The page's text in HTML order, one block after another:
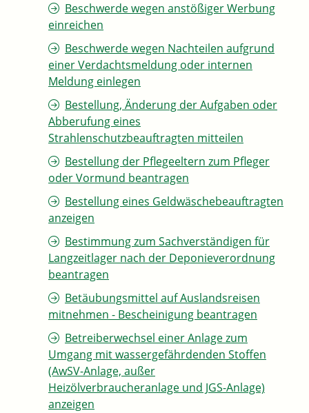
Beschwerde wegen anstößiger Werbung
einreichen
Beschwerde wegen Nachteilen aufgrund
einer Verdachtsmeldung oder internen
Meldung einlegen
Bestellung, Änderung der Aufgaben oder
Abberufung eines
Strahlenschutzbeauftragten mitteilen
Bestellung der Pflegeeltern zum Pfleger
oder Vormund beantragen
Bestellung eines Geldwäschebeauftragten
anzeigen
Bestimmung zum Sachverständigen für
Langzeitlager nach der Deponieverordnung
beantragen
Betäubungsmittel auf Auslandsreisen
mitnehmen - Bescheinigung beantragen
Betreiberwechsel einer Anlage zum
Umgang mit wassergefährdenden Stoffen
(AwSV-Anlage, außer
Heizölverbraucheranlage und JGS-Anlage)
anzeigen